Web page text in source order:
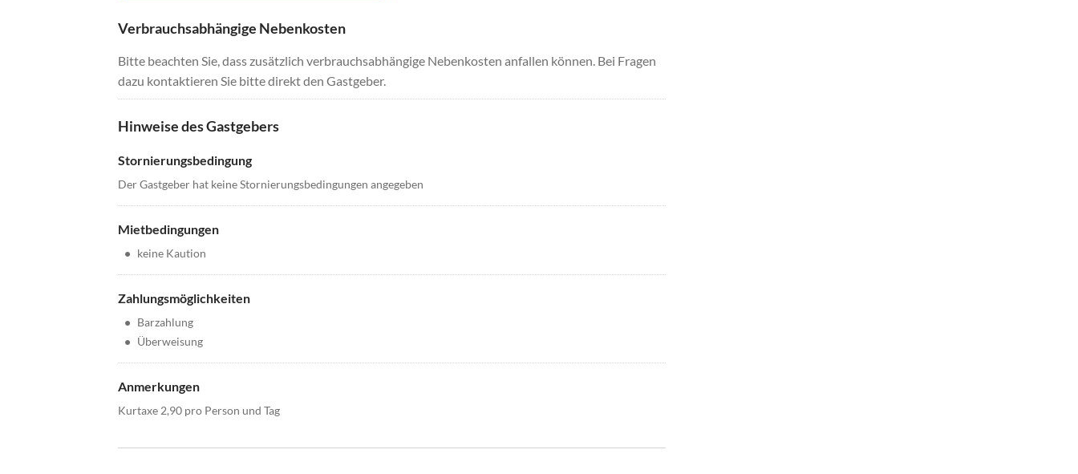
Verbrauchsabhängige Nebenkosten
Bitte beachten Sie, dass zusätzlich verbrauchsabhängige Nebenkosten anfallen können. Bei Fragen
dazu kontaktieren Sie bitte direkt den Gastgeber.
Hinweise des Gastgebers
Stornierungsbedingung
Der Gastgeber hat keine Stornierungsbedingungen angegeben
Mietbedingungen
• keine Kaution
Zahlungsmöglichkeiten
• Barzahlung
• Überweisung
Anmerkungen
Kurtaxe 2,90 pro Person und Tag